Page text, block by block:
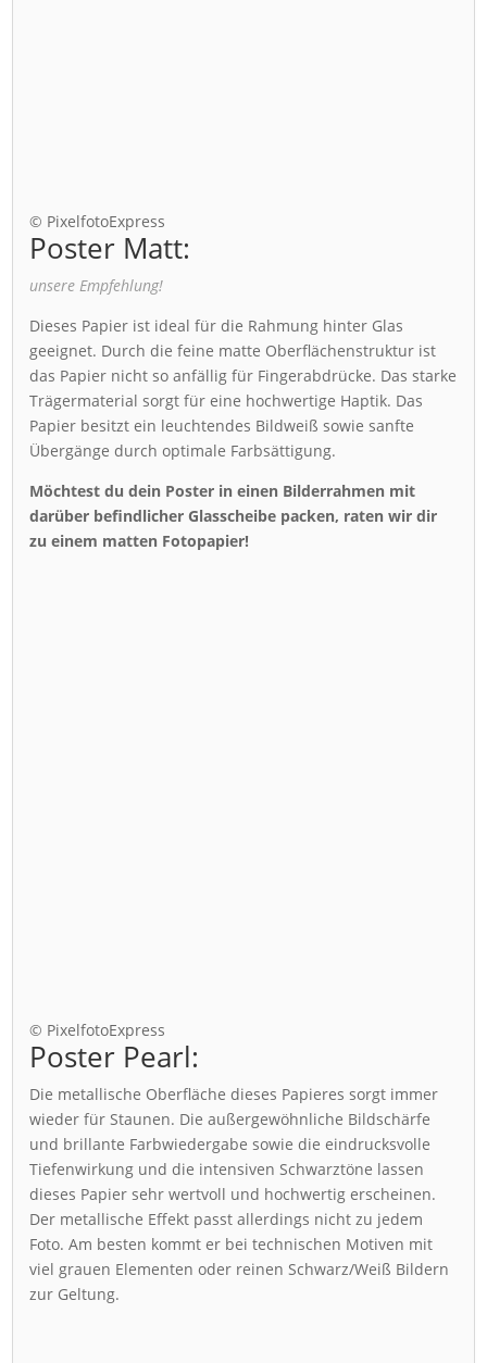
© PixelfotoExpress
Poster Matt:
unsere Empfehlung!
Dieses Papier ist ideal für die Rahmung hinter Glas
geeignet. Durch die feine matte Oberflächenstruktur ist
das Papier nicht so anfällig für Fingerabdrücke. Das starke
Trägermaterial sorgt für eine hochwertige Haptik. Das
Papier besitzt ein leuchtendes Bildweiß sowie sanfte
Übergänge durch optimale Farbsättigung.
Möchtest du dein Poster in einen Bilderrahmen mit
darüber befindlicher Glasscheibe packen, raten wir dir
zu einem matten Fotopapier!
© PixelfotoExpress
Poster Pearl:
Die metallische Oberfläche dieses Papieres sorgt immer
wieder für Staunen. Die außergewöhnliche Bildschärfe
und brillante Farbwiedergabe sowie die eindrucksvolle
Tiefenwirkung und die intensiven Schwarztöne lassen
dieses Papier sehr wertvoll und hochwertig erscheinen.
Der metallische Effekt passt allerdings nicht zu jedem
Foto. Am besten kommt er bei technischen Motiven mit
viel grauen Elementen oder reinen Schwarz/Weiß Bildern
zur Geltung.